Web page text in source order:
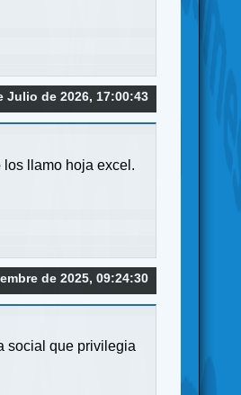
Julio de 2026, 17:00:43
llamo hoja excel.
de 2025, 09:24:30
social que privilegia